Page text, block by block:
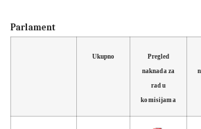
Parlament
Ukupno Pregled
naknada za
rad u
komisijama